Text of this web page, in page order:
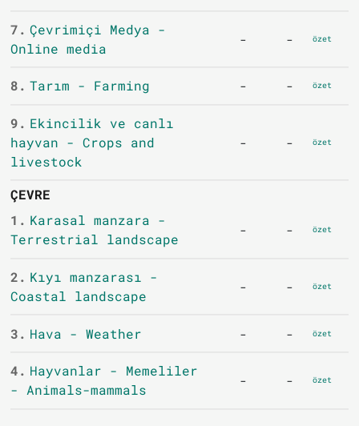
7. Çevrimiçi Medya -
Online media
- - özet
8. Tarım - Farming - - özet
9. Ekincilik ve canlı
hayvan - Crops and
livestock
- - özet
ÇEVRE
1. Karasal manzara -
Terrestrial landscape
- - özet
2. Kıyı manzarası -
Coastal landscape
- - özet
3. Hava - Weather - - özet
4. Hayvanlar - Memeliler
- Animals-mammals
- - özet